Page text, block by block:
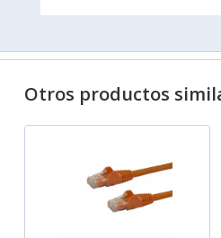
Otros productos